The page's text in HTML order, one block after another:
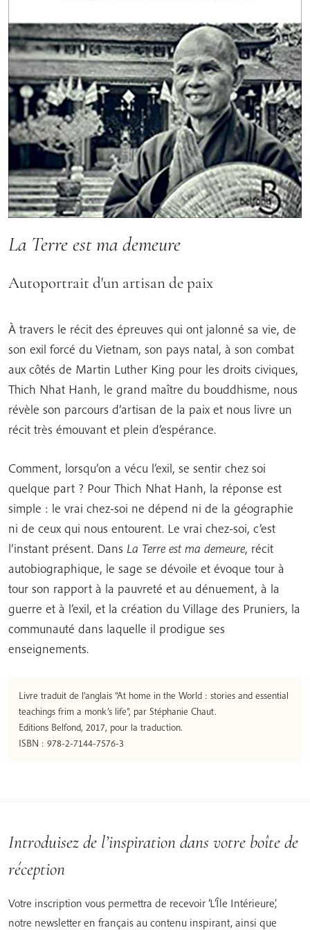
La Terre est ma demeure
Autoportrait d'un artisan de paix
À travers le récit des épreuves qui ont jalonné sa vie, de
son exil forcé du Vietnam, son pays natal, à son combat
aux côtés de Martin Luther King pour les droits civiques,
Thich Nhat Hanh, le grand maître du bouddhisme, nous
révèle son parcours d’artisan de la paix et nous livre un
récit très émouvant et plein d’espérance.
Comment, lorsqu’on a vécu l’exil, se sentir chez soi
quelque part ? Pour Thich Nhat Hanh, la réponse est
simple : le vrai chez-soi ne dépend ni de la géographie
ni de ceux qui nous entourent. Le vrai chez-soi, c’est
l’instant présent. Dans La Terre est ma demeure, récit
autobiographique, le sage se dévoile et évoque tour à
tour son rapport à la pauvreté et au dénuement, à la
guerre et à l’exil, et la création du Village des Pruniers, la
communauté dans laquelle il prodigue ses
enseignements.
Livre traduit de l’anglais “At home in the World : stories and essential
teachings frim a monk’s life”, par Stéphanie Chaut.
Editions Belfond, 2017, pour la traduction.
ISBN : 978-2-7144-7576-3
Introduisez de l’inspiration dans votre boîte de
réception
Votre inscription vous permettra de recevoir ‘L’Île Intérieure’,
notre newsletter en français au contenu inspirant, ainsi que